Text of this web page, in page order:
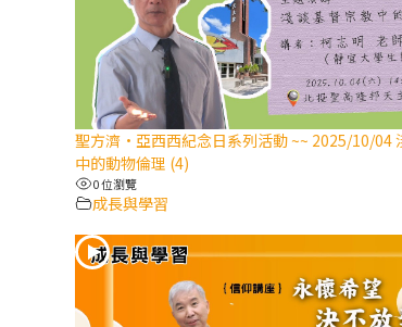
聖方濟·亞西西紀念日系列活動 ~~ 2025/10/04
中的動物倫理 (4)
0 位瀏覽
成長與學習